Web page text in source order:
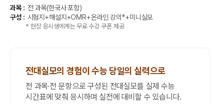
과목 : 전 과목(한국사 포함)
구성 : 시험지+해설지+OMR+온라인 강의*+미니실모
* 현장 응시생에게는 무료 수강 쿠폰 제공
전대실모의 경험이 수능 당일의 실력으로
전 과목·전 문항으로 구성된 전대실모를 실제 수능
시간표에 맞춰 응시하며 실전에 대비할 수 있습니다.